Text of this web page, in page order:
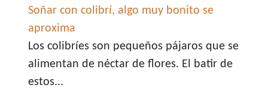
Soñar con colibrí, algo muy bonito se
aproxima
Los colibríes son pequeños pájaros que se
alimentan de néctar de flores. El batir de
estos...